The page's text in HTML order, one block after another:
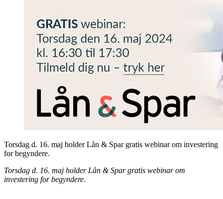
Torsdag d. 16. maj holder Lån & Spar gratis webinar om investering
for begyndere.
Torsdag d. 16. maj holder Lån & Spar gratis webinar om
investering for begyndere.